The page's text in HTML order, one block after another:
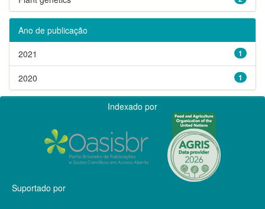
Ano de publicação
1
2021
1
2020
Indexado por
Suportado por